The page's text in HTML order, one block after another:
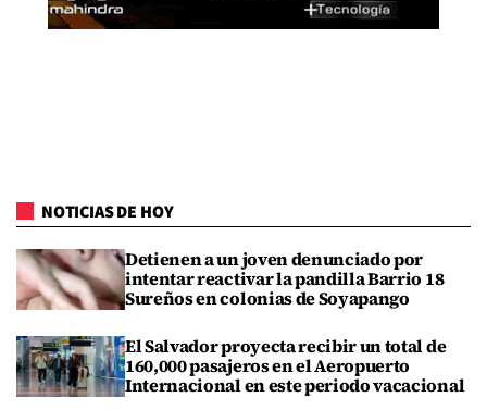
NOTICIAS DE HOY
Detienen a un joven denunciado por
intentar reactivar la pandilla Barrio 18
Sureños en colonias de Soyapango
El Salvador proyecta recibir un total de
160,000 pasajeros en el Aeropuerto
Internacional en este periodo vacacional